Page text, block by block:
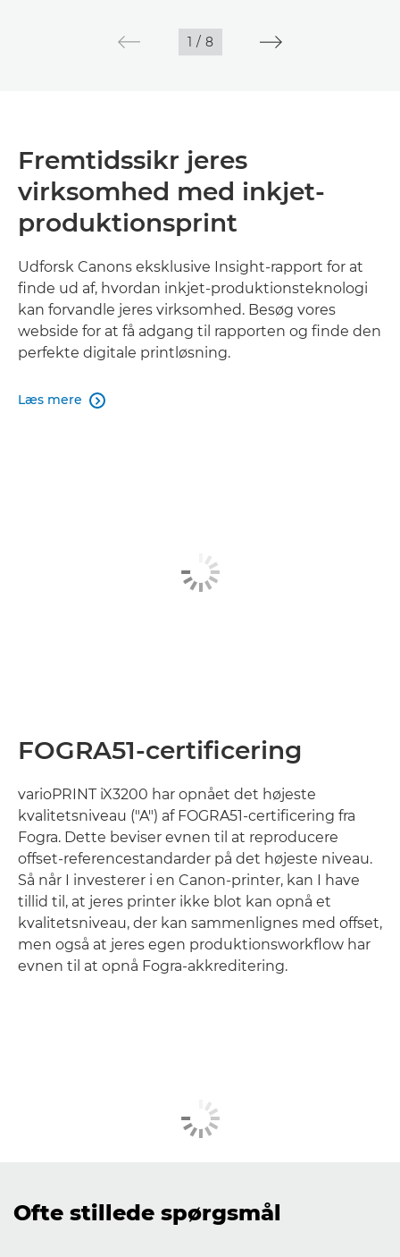
1 / 8
Fremtidssikr jeres
virksomhed med inkjet-
produktionsprint
Udforsk Canons eksklusive Insight-rapport for at
finde ud af, hvordan inkjet-produktionsteknologi
kan forvandle jeres virksomhed. Besøg vores
webside for at få adgang til rapporten og finde den
perfekte digitale printløsning.
Læs mere 
FOGRA51-certificering
varioPRINT iX3200 har opnået det højeste
kvalitetsniveau ("A") af FOGRA51-certificering fra
Fogra. Dette beviser evnen til at reproducere
offset-referencestandarder på det højeste niveau.
Så når I investerer i en Canon-printer, kan I have
tillid til, at jeres printer ikke blot kan opnå et
kvalitetsniveau, der kan sammenlignes med offset,
men også at jeres egen produktionsworkflow har
evnen til at opnå Fogra-akkreditering.
Ofte stillede spørgsmål